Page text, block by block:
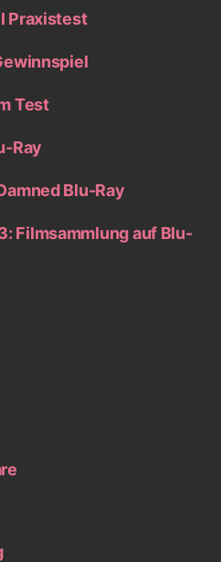
Praxistest
Test
Ray
Blu-Ray
Filmsammlung auf Blu-